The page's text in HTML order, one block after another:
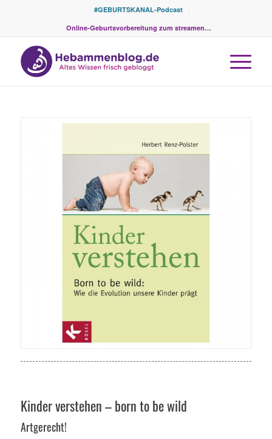
#GEBURTSKANAL-Podcast
Online-Geburtsvorbereitung zum streamen…
Kinder verstehen – born to be wild
Artgerecht!